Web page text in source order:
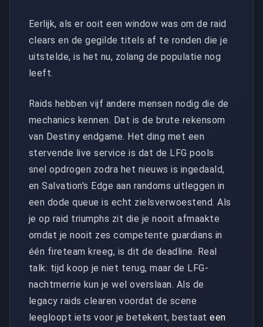
Eerlijk, als er ooit een window was om de raid
clears en de gegilde titels af te ronden die je
uitstelde, is het nu, zolang de populatie nog
leeft.
Raids hebben vijf andere mensen nodig die de
mechanics kennen. Dat is de brute rekensom
van Destiny endgame. Het ding met een
stervende live service is dat de LFG pools
snel opdrogen zodra het nieuws is ingedaald,
en Salvation's Edge aan randoms uitleggen in
een dode queue is echt zielsverwoestend. Als
je op raid triumphs zit die je nooit afmaakte
omdat je nooit zes competente guardians in
één fireteam kreeg, is dit de deadline. Real
talk: tijd koop je niet terug, maar de LFG-
nachtmerrie kun je wel overslaan. Als de
legacy raids clearen voordat de scene
leegloopt iets voor je betekent, bestaateen